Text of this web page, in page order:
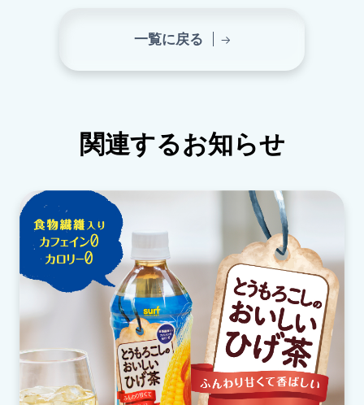
(さとう みゆ)選手が優
一覧に戻る
関連するお知らせ